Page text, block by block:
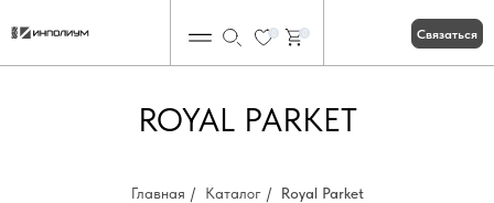
Связаться
ROYAL PARKET
Главная / Каталог / Royal Parket